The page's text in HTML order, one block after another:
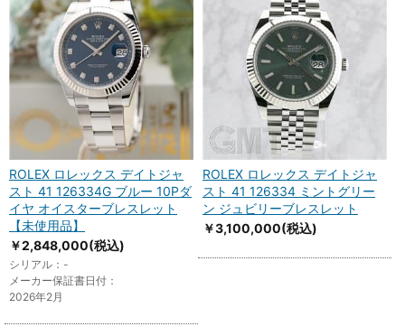
ROLEX ロレックス デイトジャ
スト 41 126334G ブルー 10Pダ
イヤ オイスターブレスレット
【未使用品】
￥2,848,000(税込)
シリアル：-
メーカー保証書日付：
2026年2月
ROLEX ロレックス デイトジャ
スト 41 126334 ミントグリー
ン ジュビリーブレスレット
￥3,100,000(税込)